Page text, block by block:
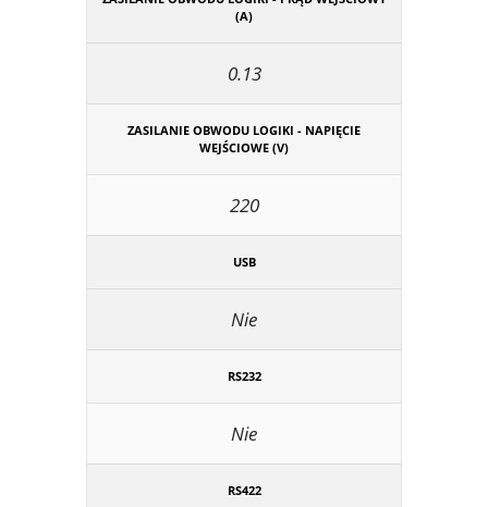
(A)
0.13
ZASILANIE OBWODU LOGIKI - NAPIĘCIE
WEJŚCIOWE (V)
220
USB
Nie
RS232
Nie
RS422